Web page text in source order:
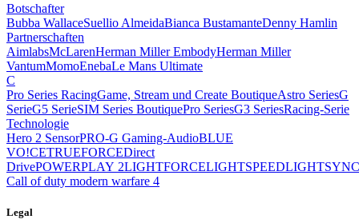
Botschafter
Bubba WallaceSuellio AlmeidaBianca BustamanteDenny Hamlin
Partnerschaften
AimlabsMcLarenHerman Miller EmbodyHerman Miller
VantumMomoEnebaLe Mans Ultimate
C
Pro Series RacingGame, Stream und Create BoutiqueAstro SeriesG
SerieG5 SerieSIM Series BoutiquePro SeriesG3 SeriesRacing-Serie
Technologie
Hero 2 SensorPRO-G Gaming-AudioBLUE
VO!CETRUEFORCEDirect
DrivePOWERPLAY 2LIGHTFORCELIGHTSPEEDLIGHTSYNC
Call of duty modern warfare 4
Legal